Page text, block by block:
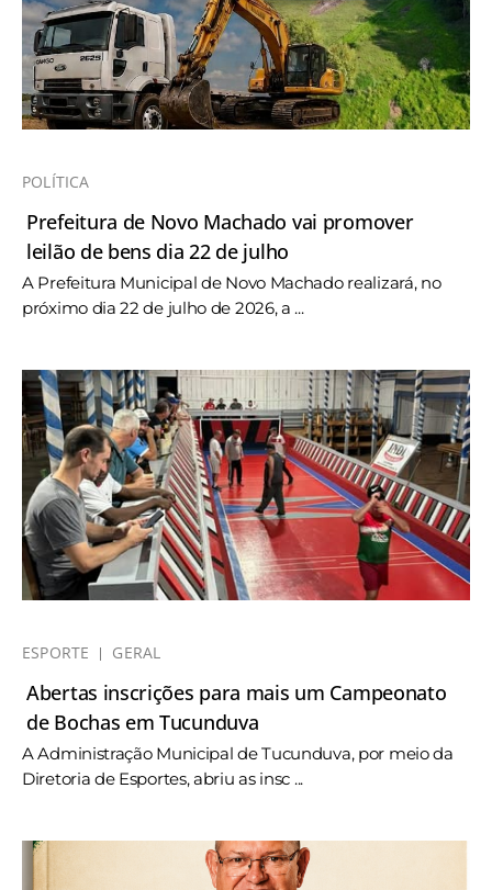
POLÍTICA
Prefeitura de Novo Machado vai promover
leilão de bens dia 22 de julho
A Prefeitura Municipal de Novo Machado realizará, no
próximo dia 22 de julho de 2026, a ...
ESPORTE GERAL
Abertas inscrições para mais um Campeonato
de Bochas em Tucunduva
A Administração Municipal de Tucunduva, por meio da
Diretoria de Esportes, abriu as insc ...